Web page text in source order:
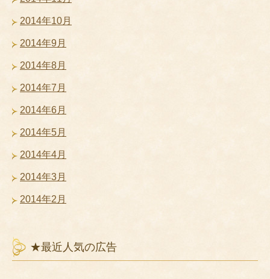
2014年10月
2014年9月
2014年8月
2014年7月
2014年6月
2014年5月
2014年4月
2014年3月
2014年2月
★最近人気の広告